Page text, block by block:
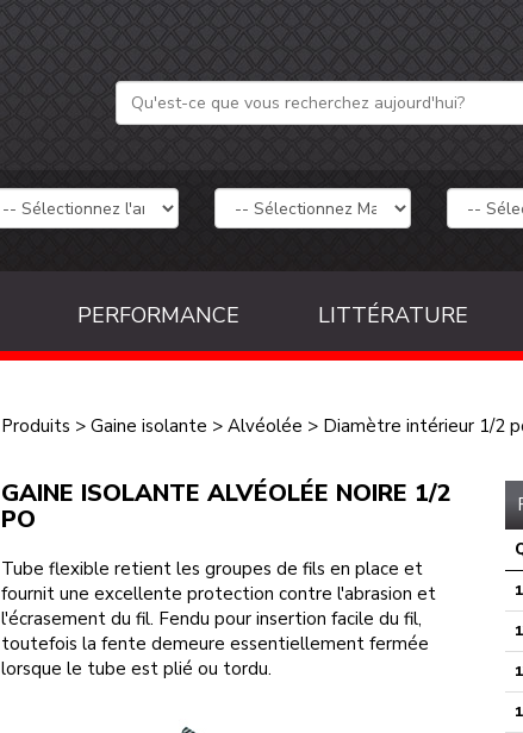
PERFORMANCE LITTÉRATURE
Produits > Gaine isolante > Alvéolée > Diamètre intérieur 1/2
GAINE ISOLANTE ALVÉOLÉE NOIRE 1/2
PO
Tube flexible retient les groupes de fils en place et
fournit une excellente protection contre l'abrasion et
l'écrasement du fil. Fendu pour insertion facile du fil,
toutefois la fente demeure essentiellement fermée
lorsque le tube est plié ou tordu.